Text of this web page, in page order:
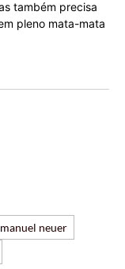
também precisa
pleno mata-mata
manuel neuer